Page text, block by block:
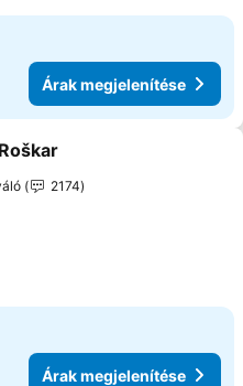
Árak megjelenítése
a kedvencekhez
2174
Árak megjelenítése